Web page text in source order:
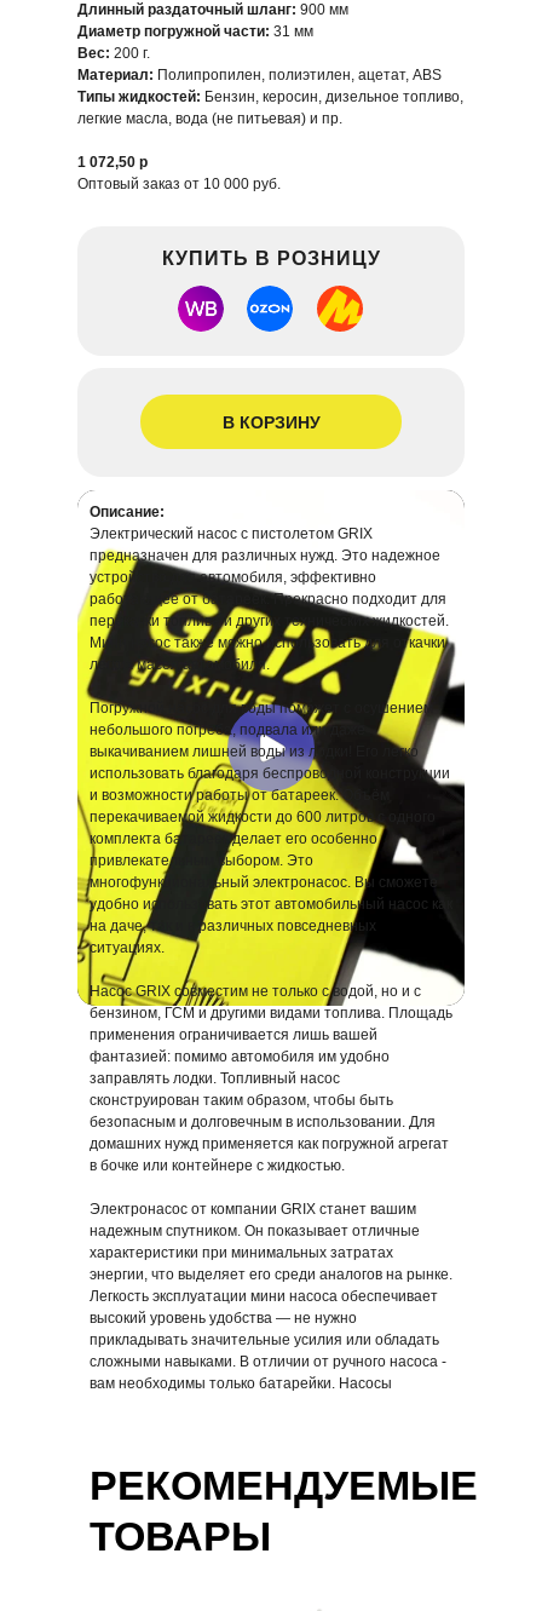
Длинный раздаточный шланг: 900 мм
Диаметр погружной части: 31 мм
Вес: 200 г.
Материал: Полипропилен, полиэтилен, ацетат, ABS
Типы жидкостей: Бензин, керосин, дизельное топливо,
легкие масла, вода (не питьевая) и пр.
1 072,50 р
Оптовый заказ от 10 000 руб.
В КОРЗИНУ
КУПИТЬ В РОЗНИЦУ
Описание:
Электрический насос с пистолетом GRIX
предназначен для различных нужд. Это надежное
устройство для автомобиля, эффективно
работающее от батареек. Прекрасно подходит для
перекачки топлива и других технических жидкостей.
Мини насос также можно использовать для откачки
легких масел автомобиля.
Погружной насос для воды поможет с осушением
небольшого погреба, подвала или даже
выкачиванием лишней воды из лодки! Его легко
использовать благодаря беспроводной конструкции
и возможности работы от батареек. Объём
перекачиваемой жидкости до 600 литров с одного
комплекта батареек делает его особенно
привлекательным выбором. Это
многофункциональный электронасос. Вы сможете
удобно использовать этот автомобильный насос как
на даче, так и в различных повседневных
ситуациях.
Насос GRIX совместим не только с водой, но и с
бензином, ГСМ и другими видами топлива. Площадь
применения ограничивается лишь вашей
фантазией: помимо автомобиля им удобно
заправлять лодки. Топливный насос
сконструирован таким образом, чтобы быть
безопасным и долговечным в использовании. Для
домашних нужд применяется как погружной агрегат
в бочке или контейнере с жидкостью.
Электронасос от компании GRIX станет вашим
надежным спутником. Он показывает отличные
характеристики при минимальных затратах
энергии, что выделяет его среди аналогов на рынке.
Легкость эксплуатации мини насоса обеспечивает
высокий уровень удобства — не нужно
прикладывать значительные усилия или обладать
сложными навыками. В отличии от ручного насоса -
вам необходимы только батарейки. Насосы
РЕКОМЕНДУЕМЫЕ
ТОВАРЫ
Насос для перекачки Насос для перекачки
Насос для перекачки
ГСМ DP08-1000
Купить в розницу
Насос для перекачки
ГСМ DP03-45
Купить в розницу
683,54 р.